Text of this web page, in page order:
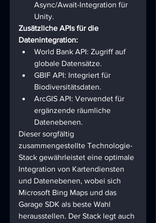
Async/Await-Integration für
Unity.
Zusätzliche APIs für die
Datenintegration:
World Bank API: Zugriff auf
globale Datensätze.
GBIF API: Integriert für
Biodiversitätsdaten.
ArcGIS API: Verwendet für
ergänzende räumliche
Datenebenen.
Dieser sorgfältig
zusammengestellte Technologie-
Stack gewährleistet eine optimale
Integration von Kartendiensten
und Datenebenen, wobei sich
Microsoft Bing Maps und das
Garage SDK als beste Wahl
herausstellen. Der Stack legt auch